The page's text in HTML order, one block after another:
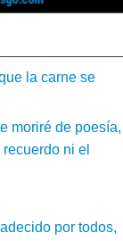
la carne se
moriré de poesía,
ni el
por todos,